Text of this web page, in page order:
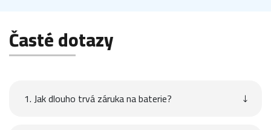
Časté dotazy
1. Jak dlouho trvá záruka na baterie?